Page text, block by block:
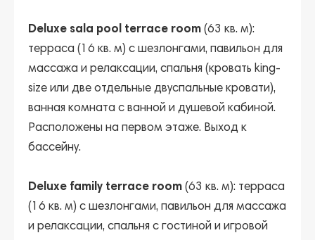
Deluxe sala pool terrace room (63 кв. м):
терраса (16 кв. м) с шезлонгами, павильон для
массажа и релаксации, спальня (кровать king-
size или две отдельные двуспальные кровати),
ванная комната с ванной и душевой кабиной.
Расположены на первом этаже. Выход к
бассейну.
Deluxe family terrace room (63 кв. м): терраса
(16 кв. м) с шезлонгами, павильон для массажа
и релаксации, спальня c гостиной и игровой